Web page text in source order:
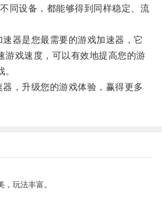
同设备，都能够得到同样稳定、流
您最需要的游戏加速器，它
游戏速度，可以有效地提高您的游
升级您的游戏体验，赢得更多
玩法丰富。